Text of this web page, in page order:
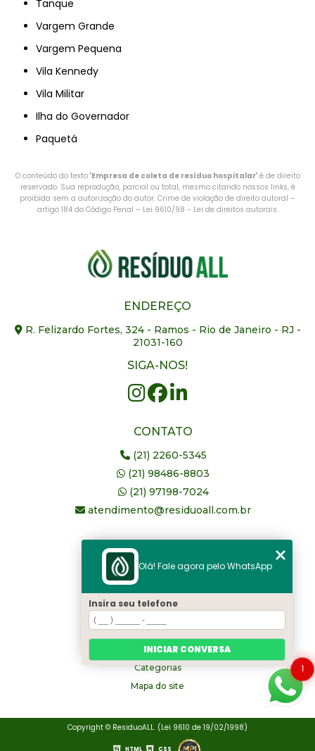
Tanque
Vargem Grande
Vargem Pequena
Vila Kennedy
Vila Militar
Ilha do Governador
Paquetá
O conteúdo do texto "Empresa de coleta de resíduo hospitalar" é de direito
reservado. Sua reprodução, parcial ou total, mesmo citando nossos links, é
proibida sem a autorização do autor. Crime de violação de direito autoral –
artigo 184 do Código Penal – Lei 9610/98 - Lei de direitos autorais.
ENDEREÇO
R. Felizardo Fortes, 324 - Ramos - Rio de Janeiro - RJ -
21031-160
SIGA-NOS!
CONTATO
(21) 2260-5345
(21) 98486-8803
(21) 97198-7024
atendimento@residuoall.com.br
Quem somos
serviços
Blog
Contato
Categorias
Mapa do site
Copyright © ResiduoALL. (Lei 9610 de 19/02/1998)
HTML CSS
1
Olá! Fale agora pelo WhatsApp
Insira seu telefone
INICIAR CONVERSA